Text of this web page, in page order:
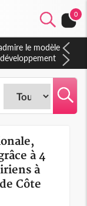
0
le modèle
à 4
à
Côte